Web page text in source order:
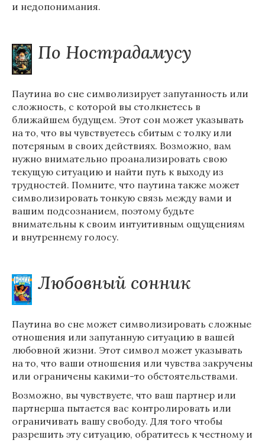
и недопонимания.
По Нострадамусу
Паутина во сне символизирует запутанность или
сложность, с которой вы столкнетесь в
ближайшем будущем. Этот сон может указывать
на то, что вы чувствуетесь сбитым с толку или
потеряным в своих действиях. Возможно, вам
нужно внимательно проанализировать свою
текущую ситуацию и найти путь к выходу из
трудностей. Помните, что паутина также может
символизировать тонкую связь между вами и
вашим подсознанием, поэтому будьте
внимательны к своим интуитивным ощущениям
и внутреннему голосу.
Любовный сонник
Паутина во сне может символизировать сложные
отношения или запутанную ситуацию в вашей
любовной жизни. Этот символ может указывать
на то, что ваши отношения или чувства закручены
или ограничены какими-то обстоятельствами.
Возможно, вы чувствуете, что ваш партнер или
партнерша пытается вас контролировать или
ограничивать вашу свободу. Для того чтобы
разрешить эту ситуацию, обратитесь к честному и